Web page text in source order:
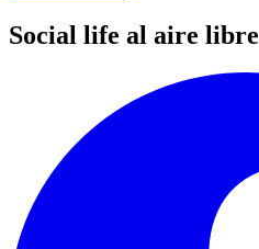
Social life al aire libre